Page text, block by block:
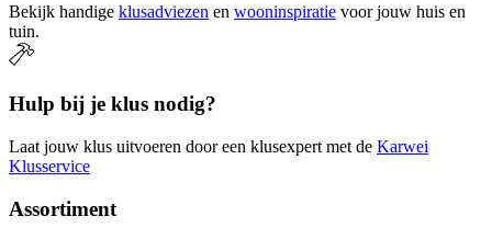
Bekijk handige klusadviezen en wooninspiratie voor jouw huis en
tuin.
Hulp bij je klus nodig?
Laat jouw klus uitvoeren door een klusexpert met de Karwei
Klusservice
Assortiment